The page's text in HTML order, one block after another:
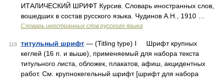
ИТАЛИЧЕСКИЙ ШРИФТ Курсив. Словарь иностранных слов,
вошедших в состав русского языка. Чудинов А.Н., 1910 …
Словарь иностранных слов русского языка
119 титульный шрифт — (Titling type) I Шрифт крупных
кеглей (16 п. и выше), применяемый для набора текста
титульного листа, обложек, плакатов, афиш, акцидентных
работ. См. крупнокегельный шрифт [шрифт для набора